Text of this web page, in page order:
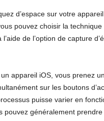
d’espace sur votre
pouvez choisir la
l’aide de l’option de capture
appareil iOS, vous prenez
sur les boutons
puisse varier en
pouvez généralement prendre